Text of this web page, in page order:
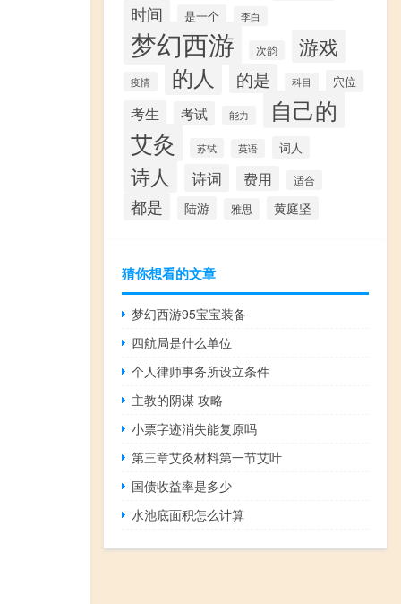
时间 是一个 李白
梦幻西游 次韵 游戏
疫情 的人 的是 科目 穴位
考生 考试 能力
自己的
艾灸
苏轼 英语 词人
诗人 诗词 费用 适合
都是 陆游 雅思 黄庭坚
猜你想看的文章
梦幻西游95宝宝装备
四航局是什么单位
个人律师事务所设立条件
主教的阴谋 攻略
小票字迹消失能复原吗
第三章艾灸材料第一节艾叶
国债收益率是多少
水池底面积怎么计算